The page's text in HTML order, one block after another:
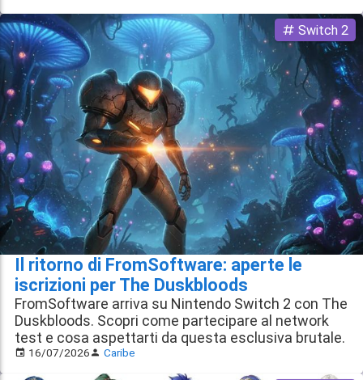
Il ritorno di FromSoftware: aperte le
iscrizioni per The Duskbloods
Switch 2
FromSoftware arriva su Nintendo Switch 2 con The
Duskbloods. Scopri come partecipare al network
test e cosa aspettarti da questa esclusiva brutale.
16/07/2026 Caribe